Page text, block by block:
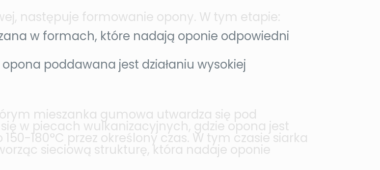
następuje formowanie opony. W tym etapie:
w formach, które nadają oponie odpowiedni
poddawana jest działaniu wysokiej
mieszanka gumowa utwardza się pod
w piecach wulkanizacyjnych, gdzie opona jest
180°C przez określony czas. W tym czasie siarka
sieciową strukturę, która nadaje oponie